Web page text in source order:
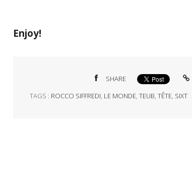
Enjoy!
SHARE
TAGS : ROCCO SIFFREDI LE MONDE, TEUB TÊTE, SIXT